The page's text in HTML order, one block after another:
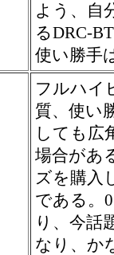
よう、自
るDRC-
使い勝手
フルハイ
質、使い
しても広
場合があ
ズを購入
である。
り、今話
なり、か